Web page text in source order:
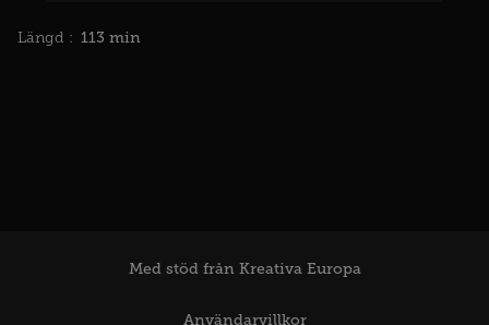
Längd : 113 min
Med stöd från Kreativa Europa
Användarvillkor